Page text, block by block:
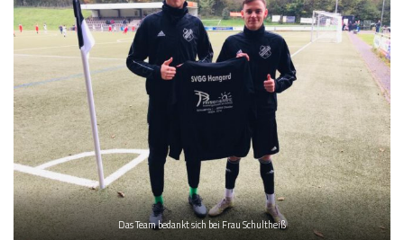
Das Team bedankt sich bei Frau Schultheiß